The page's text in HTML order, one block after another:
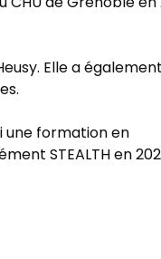
Elle a également
une formation en
STEALTH en